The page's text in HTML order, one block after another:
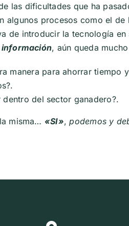
las dificultades que ha
algunos procesos como el
de introducir la tecnología
información, aún queda
manera para ahorrar tiempo
del sector ganadero?.
misma… «SI»,podemos y